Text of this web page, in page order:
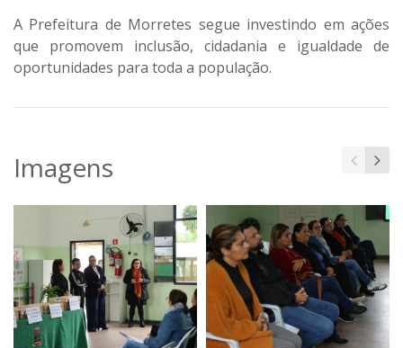
A Prefeitura de Morretes segue investindo em ações
que promovem inclusão, cidadania e igualdade de
oportunidades para toda a população.
Imagens